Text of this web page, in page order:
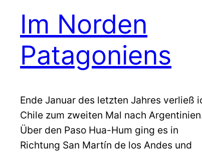
Im Norden
Patagoniens
Ende Januar des letzten Jahres verließ
Chile zum zweiten Mal nach
Über den Paso Hua-Hum ging es in
Richtung San Martín de los Andes und